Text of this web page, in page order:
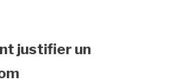
justifier un